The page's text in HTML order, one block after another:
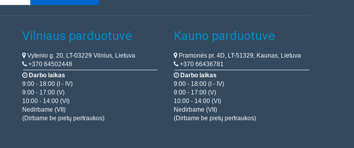
Vilniaus parduotuvė
Vytenio g. 20, LT-03229 Vilnius, Lietuva
+370 64502448
Darbo laikas
9:00 - 18:00 (I - IV)
9:00 - 17:00 (V)
10:00 - 14:00 (VI)
Nedirbame (VII)
(Dirbame be pietų pertraukos)
Kauno parduotuvė
Pramonės pr. 4D, LT-51329, Kaunas, Lietuva
+370 66436781
Darbo laikas
9:00 - 18:00 (I - IV)
9:00 - 17:00 (V)
10:00 - 14:00 (VI)
Nedirbame (VII)
(Dirbame be pietų pertraukos)